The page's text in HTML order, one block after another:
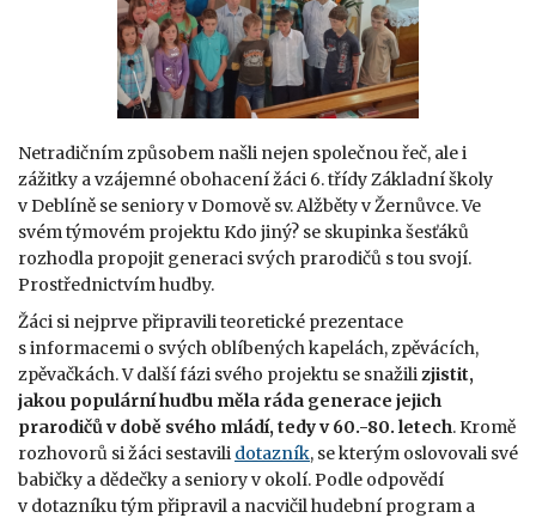
Netradičním způsobem našli nejen společnou řeč, ale i
zážitky a vzájemné obohacení žáci 6. třídy Základní školy
v Deblíně se seniory v Domově sv. Alžběty v Žernůvce. Ve
svém týmovém projektu Kdo jiný? se skupinka šesťáků
rozhodla propojit generaci svých prarodičů s tou svojí.
Prostřednictvím hudby.
Žáci si nejprve připravili teoretické prezentace
s informacemi o svých oblíbených kapelách, zpěvácích,
zpěvačkách. V další fázi svého projektu se snažilizjistit,
jakou populární hudbu měla ráda generace jejich
prarodičů v době svého mládí, tedy v 60.-80. letech. Kromě
rozhovorů si žáci sestavili dotazník, se kterým oslovovali své
babičky a dědečky a seniory v okolí. Podle odpovědí
v dotazníku tým připravil a nacvičil hudební program a